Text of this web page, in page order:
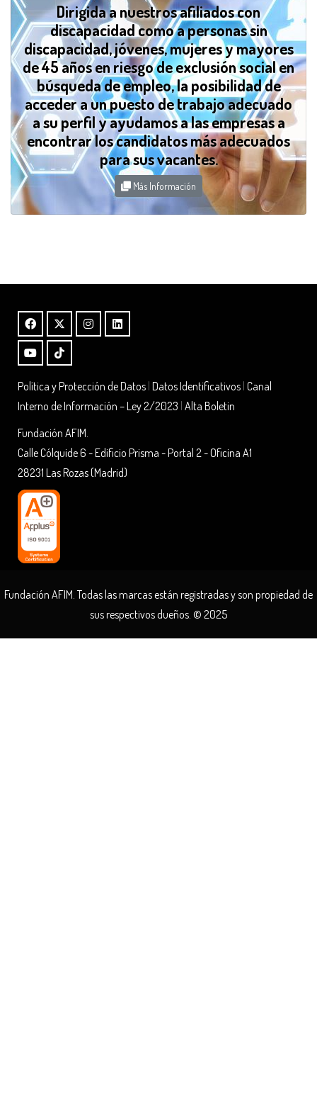
Dirigida a nuestros afiliados con
discapacidad como a personas sin
discapacidad, jóvenes, mujeres y mayores
de 45 años en riesgo de exclusión social en
búsqueda de empleo, la posibilidad de
acceder a un puesto de trabajo adecuado
a su perfil y ayudamos a las empresas a
encontrar los candidatos más adecuados
para sus vacantes.
Más Información
Política y Protección de Datos Datos Identificativos Canal
Interno de Información – Ley 2/2023 Alta Boletin
Fundación AFIM.
Calle Cólquide 6 - Edificio Prisma - Portal 2 - Oficina A1
28231 Las Rozas (Madrid)
Fundación AFIM. Todas las marcas están registradas y son propiedad de
sus respectivos dueños. © 2025